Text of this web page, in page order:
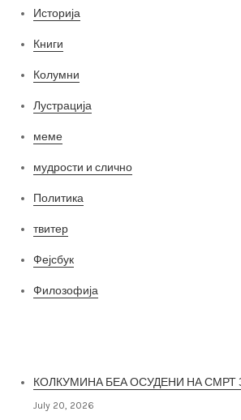
Историја
Книги
Колумни
Лустрација
меме
мудрости и слично
Политика
твитер
Фејсбук
Филозофија
КОЛКУМИНА БЕА ОСУДЕНИ НА СМРТ
July 20, 2026